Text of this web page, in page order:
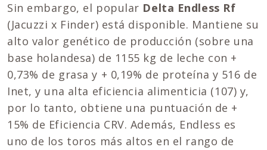
Sin embargo, el popular Delta Endless Rf
(Jacuzzi x Finder) está disponible. Mantiene su
alto valor genético de producción (sobre una
base holandesa) de 1155 kg de leche con +
0,73% de grasa y + 0,19% de proteína y 516 de
Inet, y una alta eficiencia alimenticia (107) y,
por lo tanto, obtiene una puntuación de +
15% de Eficiencia CRV. Además, Endless es
uno de los toros más altos en el rango de